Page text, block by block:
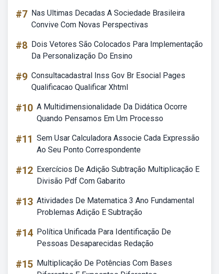
#7 Nas Ultimas Decadas A Sociedade Brasileira
Convive Com Novas Perspectivas
#8 Dois Vetores São Colocados Para Implementação
Da Personalização Do Ensino
#9 Consultacadastral Inss Gov Br Esocial Pages
Qualificacao Qualificar Xhtml
#10 A Multidimensionalidade Da Didática Ocorre
Quando Pensamos Em Um Processo
#11 Sem Usar Calculadora Associe Cada Expressão
Ao Seu Ponto Correspondente
#12 Exercícios De Adição Subtração Multiplicação E
Divisão Pdf Com Gabarito
#13 Atividades De Matematica 3 Ano Fundamental
Problemas Adição E Subtração
#14 Política Unificada Para Identificação De
Pessoas Desaparecidas Redação
#15 Multiplicação De Potências Com Bases